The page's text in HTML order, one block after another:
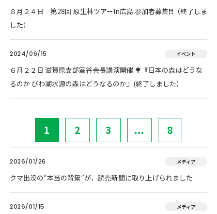
８月２４日 第28回 原生林ツアーIn広島 参加者募集❗❗（終了しま
した）
2024/06/15 イベント
６月２２日 滋賀県支部室谷会長講演開催 🌳『日本の森はどうな
るのか びわ湖水源の森はどうなるのか』(終了しました）
1 2 3 ... 8
2026/01/26 メディア
クマ出没の“本当の背景”が、読売新聞に取り上げられました
2026/01/15 メディア